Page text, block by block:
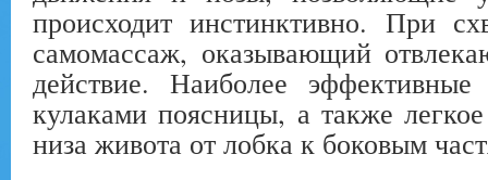
происходит инстинктивно. При
самомассаж, оказывающий
действие. Наиболее
кулаками поясницы, а также
низа живота от лобка к боковым